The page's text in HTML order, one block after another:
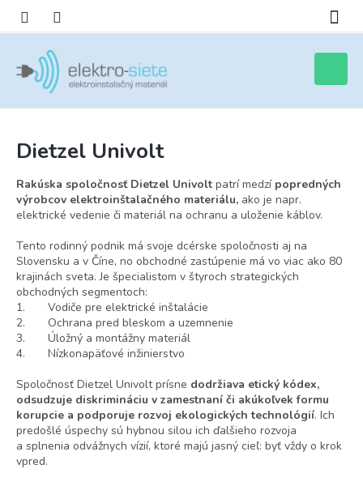
obsah
košík
Dietzel Univolt
Rakúska spoločnosť Dietzel Univolt patrí medzí popredných
výrobcov elektroinštalačného materiálu, ako je napr.
elektrické vedenie či materiál na ochranu a uloženie káblov.
Tento rodinný podnik má svoje dcérske spoločnosti aj na
Slovensku a v Číne, no obchodné zastúpenie má vo viac ako 80
krajinách sveta. Je špecialistom v štyroch strategických
obchodných segmentoch:
1. Vodiče pre elektrické inštalácie
2. Ochrana pred bleskom a uzemnenie
3. Úložný a montážny materiál
4. Nízkonapäťové inžinierstvo
Spoločnosť Dietzel Univolt prísne dodržiava etický kódex,
odsudzuje diskrimináciu v zamestnaní či akúkoľvek formu
korupcie a podporuje rozvoj ekologických technológií. Ich
predošlé úspechy sú hybnou silou ich ďalšieho rozvoja
a splnenia odvážnych vízií, ktoré majú jasný cieľ: byť vždy o krok
vpred.